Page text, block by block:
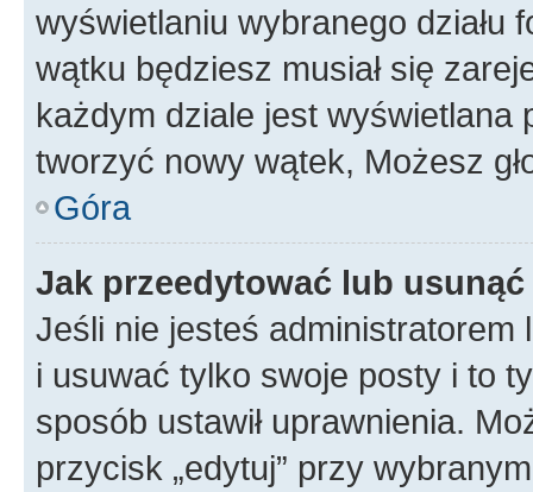
wyświetlaniu wybranego działu
wątku będziesz musiał się
każdym dziale jest wyświetlana
tworzyć nowy wątek, Możesz
Góra
Jak przeedytować lub
Jeśli nie jesteś
i usuwać tylko swoje posty i to
sposób ustawił uprawnienia.
przycisk „edytuj” przy